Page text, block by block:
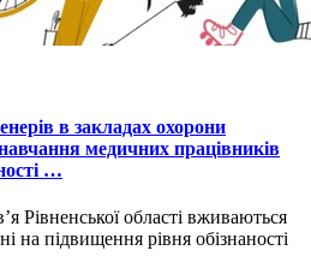
в закладах охорони
медичних працівників
…
Рівненської області вживаються
на підвищення рівня обізнаності